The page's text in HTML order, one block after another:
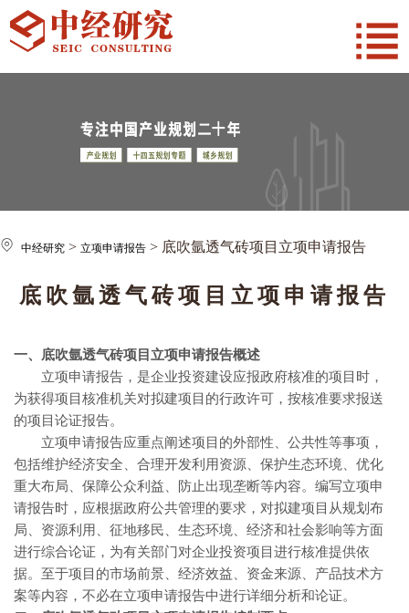
中经研究 > 立项申请报告 > 底吹氩透气砖项目立项申请报告
底吹氩透气砖项目立项申请报告
一、底吹氩透气砖项目立项申请报告概述
立项申请报告，是企业投资建设应报政府核准的项目时，
为获得项目核准机关对拟建项目的行政许可，按核准要求报送
的项目论证报告。
立项申请报告应重点阐述项目的外部性、公共性等事项，
包括维护经济安全、合理开发利用资源、保护生态环境、优化
重大布局、保障公众利益、防止出现垄断等内容。编写立项申
请报告时，应根据政府公共管理的要求，对拟建项目从规划布
局、资源利用、征地移民、生态环境、经济和社会影响等方面
进行综合论证，为有关部门对企业投资项目进行核准提供依
据。至于项目的市场前景、经济效益、资金来源、产品技术方
案等内容，不必在立项申请报告中进行详细分析和论证。